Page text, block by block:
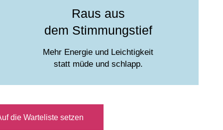
Raus aus
dem Stimmungstief
Mehr Energie und Leichtigkeit
statt müde und schlapp.
die Warteliste setzen